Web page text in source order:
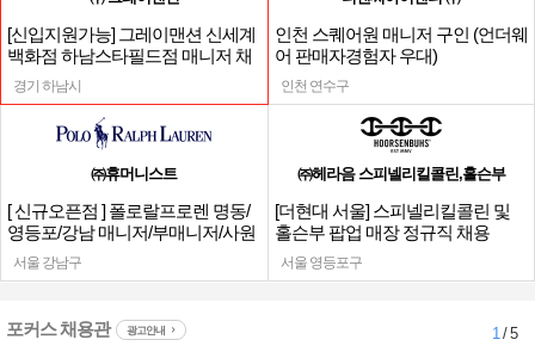
[신입지원가능] 그레이맨션 신세계
백화점 하남스타필드점 매니저 채
용
경기 하남시
인천 스퀘어원 매니저 구인 (언더웨
어 판매자경험자 우대)
인천 연수구
㈜휴머니스트
[ 신규오픈점 ] 폴로랄프로렌 명동/
영등포/강남 매니저/부매니저/사원
서울 강남구
㈜헤라음 스피넬리킬콜린,홀슨부
[더현대 서울] 스피넬리킬콜린 및
홀슨부 팝업 매장 정규직 채용
서울 영등포구
포커스 채용관 광고안내 1/ 5